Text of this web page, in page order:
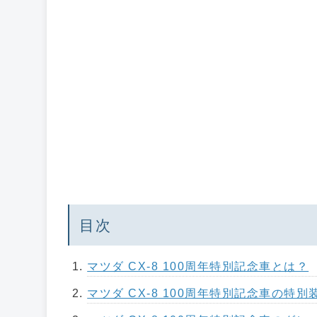
目次
マツダ CX-8 100周年特別記念車とは？
マツダ CX-8 100周年特別記念車の特別